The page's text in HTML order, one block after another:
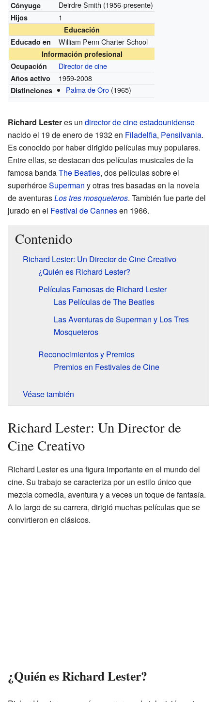
Cónyuge
Deirdre Smith (1956-presente)
Hijos 1
Educación
Educado en
William Penn Charter School
Información profesional
Ocupación
Director de cine
Años activo 1959-2008
Distinciones Palma de Oro (1965)
Richard Lesteres un director de cineestadounidense
nacido el 19 de enero de 1932 en Filadelfia, Pensilvania.
Es conocido por haber dirigido películas muy populares.
Entre ellas, se destacan dos películas musicales de la
famosa bandaThe Beatles, dos películas sobre el
superhéroeSuperman y otras tres basadas en la novela
de aventurasLos tres mosqueteros. También fue parte del
jurado en el Festival de Cannesen 1966.
Contenido
Richard Lester: Un Director de Cine Creativo
¿Quién es Richard Lester?
Películas Famosas de Richard Lester
Las Películas de The Beatles
Las Aventuras de Superman y Los Tres
Mosqueteros
Reconocimientos y Premios
Premios en Festivales de Cine
Véase también
Richard Lester: Un Director de
Cine Creativo
Richard Lester es una figura importante en el mundo del
cine. Su trabajo se caracteriza por un estilo único que
mezcla comedia, aventura y a veces un toque de fantasía.
A lo largo de su carrera, dirigió muchas películas que se
convirtieron en clásicos.
¿Quién es Richard Lester?